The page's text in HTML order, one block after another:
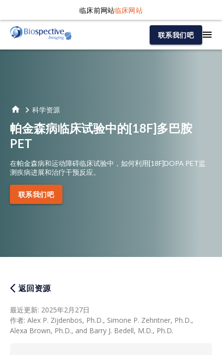
临床前网站临床网站
联系我们吧
科学资源
帕金森病临床试验中的[18F]多巴胺
PET
在帕金森病和运动障碍临床试验中，如何利用[18F]DOPA PET监
测疾病进展和治疗干预反应。
联系我们吧
返回资源
最近更新: 2025年2月27日
作者: Alex P. Zijdenbos, Ph.D., Simone P. Zehntner, Ph.D.,
Alexa Brown, Ph.D., and Barry J. Bedell, M.D., Ph.D.